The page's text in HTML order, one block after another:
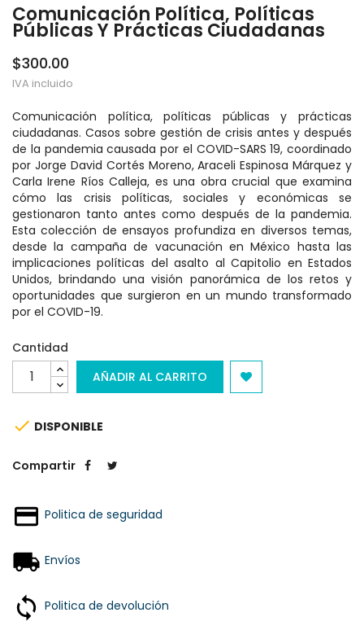
Comunicación Política, Políticas
Públicas Y Prácticas Ciudadanas
$300.00
IVA incluido
Comunicación política, políticas públicas y prácticas
ciudadanas. Casos sobre gestión de crisis antes y después
de la pandemia causada por el COVID-SARS 19, coordinado
por Jorge David Cortés Moreno, Araceli Espinosa Márquez y
Carla Irene Ríos Calleja, es una obra crucial que examina
cómo las crisis políticas, sociales y económicas se
gestionaron tanto antes como después de la pandemia.
Esta colección de ensayos profundiza en diversos temas,
desde la campaña de vacunación en México hasta las
implicaciones políticas del asalto al Capitolio en Estados
Unidos, brindando una visión panorámica de los retos y
oportunidades que surgieron en un mundo transformado
por el COVID-19.
Cantidad
AÑADIR AL CARRITO
 DISPONIBLE
Compartir
Politica de seguridad
Envíos
Politica de devolución